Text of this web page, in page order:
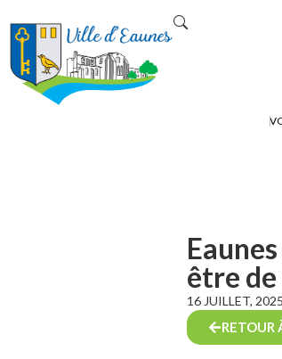
être
16 JUILLET, 2025
RETOUR